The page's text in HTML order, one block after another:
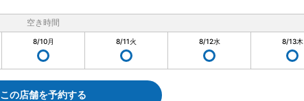
空き時間
8/10月 8/11火 8/12水 8/13木
この店舗を予約する